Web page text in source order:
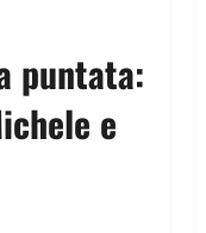
puntata:
e